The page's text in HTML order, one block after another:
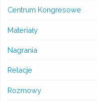
Centrum Kongresowe
Materiały
Nagrania
Relacje
Rozmowy